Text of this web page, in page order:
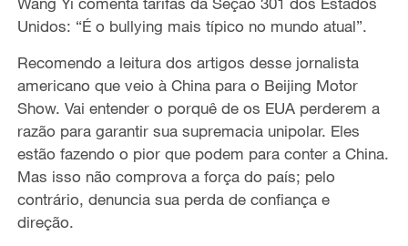
Unidos: “É o bullying mais típico no mundo atual”.
Recomendo a leitura dos artigos desse jornalista
americano que veio à China para o Beijing Motor
Show. Vai entender o porquê de os EUA perderem a
razão para garantir sua supremacia unipolar. Eles
estão fazendo o pior que podem para conter a China.
Mas isso não comprova a força do país; pelo
contrário, denuncia sua perda de confiança e
direção.